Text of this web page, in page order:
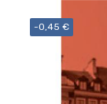
-0,45 €